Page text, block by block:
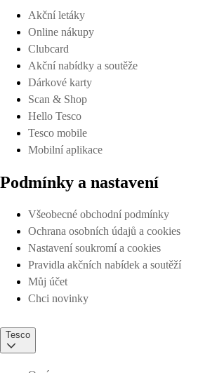
Akční letáky
Online nákupy
Clubcard
Akční nabídky a soutěže
Dárkové karty
Scan & Shop
Hello Tesco
Tesco mobile
Mobilní aplikace
Podmínky a nastavení
Všeobecné obchodní podmínky
Ochrana osobních údajů a cookies
Nastavení soukromí a cookies
Pravidla akčních nabídek a soutěží
Můj účet
Chci novinky
Tesco